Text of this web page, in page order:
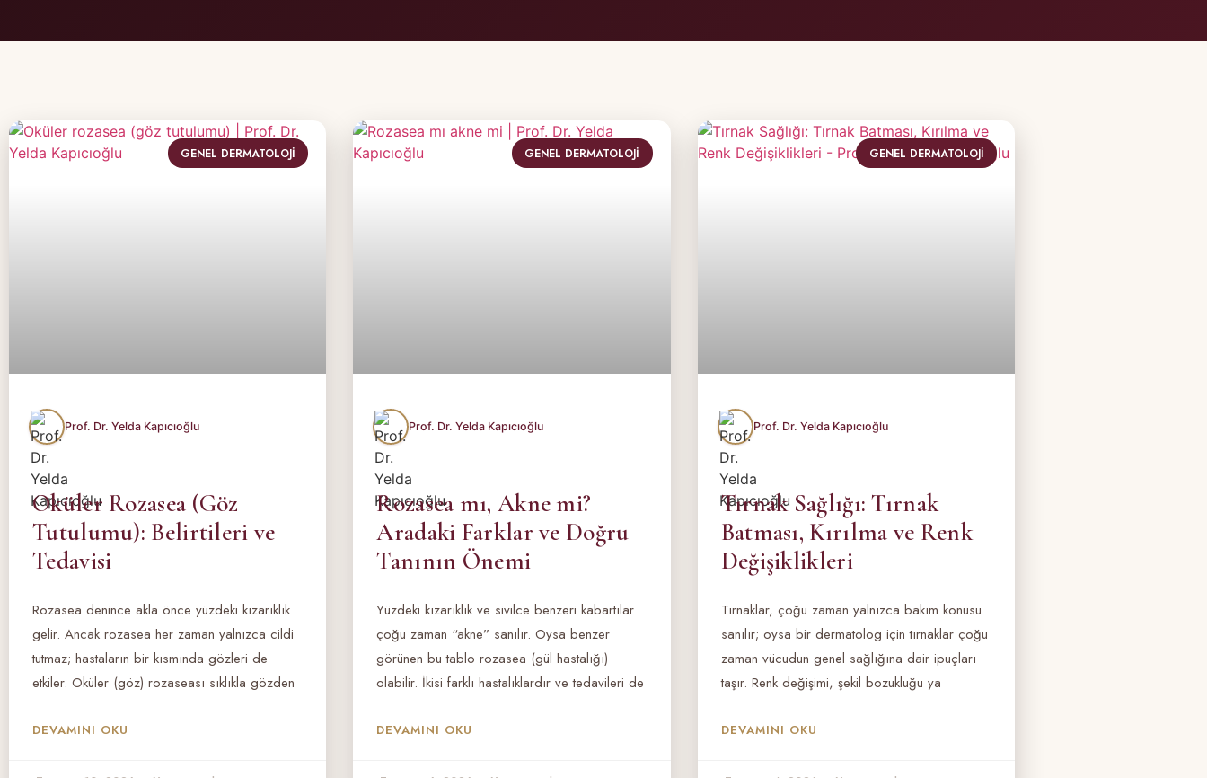
GENEL DERMATOLOJI
Oküler Rozasea (Göz
Tutulumu): Belirtileri ve
Tedavisi
Rozasea denince akla önce yüzdeki kızarıklık
gelir. Ancak rozasea her zaman yalnızca cildi
tutmaz; hastaların bir kısmında gözleri de
etkiler. Oküler (göz) rozaseası sıklıkla gözden
DEVAMINI OKU
GENEL DERMATOLOJI
Rozasea mı, Akne mi?
Aradaki Farklar ve Doğru
Tanının Önemi
Yüzdeki kızarıklık ve sivilce benzeri kabartılar
çoğu zaman “akne” sanılır. Oysa benzer
görünen bu tablo rozasea (gül hastalığı)
olabilir. İkisi farklı hastalıklardır ve tedavileri de
DEVAMINI OKU
GENEL DERMATOLOJI
Tırnak Sağlığı: Tırnak
Batması, Kırılma ve Renk
Değişiklikleri
Tırnaklar, çoğu zaman yalnızca bakım konusu
sanılır; oysa bir dermatolog için tırnaklar çoğu
zaman vücudun genel sağlığına dair ipuçları
taşır. Renk değişimi, şekil bozukluğu ya
DEVAMINI OKU